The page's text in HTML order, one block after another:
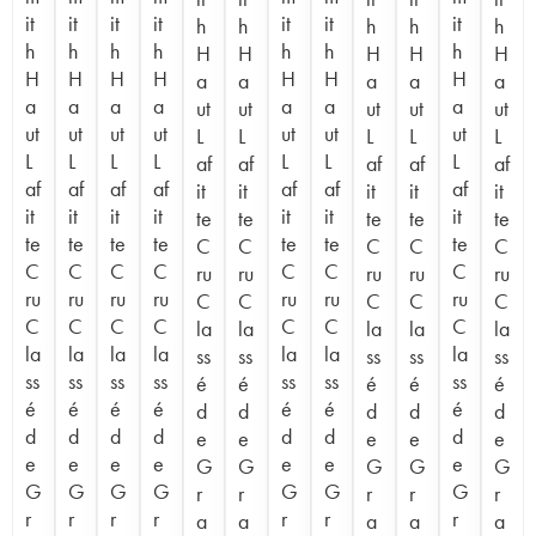
it
h
H
a
ut
L
af
it
te
C
ru
C
la
ss
é
d
e
G
r
it
h
H
a
ut
L
af
it
te
C
ru
C
la
ss
é
d
e
G
r
it
h
H
a
ut
L
af
it
te
C
ru
C
la
ss
é
d
e
G
r
it
h
H
a
ut
L
af
it
te
C
ru
C
la
ss
é
d
e
G
r
h
H
a
ut
L
af
it
te
C
ru
C
la
ss
é
d
e
G
r
a
h
H
a
ut
L
af
it
te
C
ru
C
la
ss
é
d
e
G
r
a
it
h
H
a
ut
L
af
it
te
C
ru
C
la
ss
é
d
e
G
r
it
h
H
a
ut
L
af
it
te
C
ru
C
la
ss
é
d
e
G
r
h
H
a
ut
L
af
it
te
C
ru
C
la
ss
é
d
e
G
r
a
h
H
a
ut
L
af
it
te
C
ru
C
la
ss
é
d
e
G
r
a
it
h
H
a
ut
L
af
it
te
C
ru
C
la
ss
é
d
e
G
r
h
H
a
ut
L
af
it
te
C
ru
C
la
ss
é
d
e
G
r
a